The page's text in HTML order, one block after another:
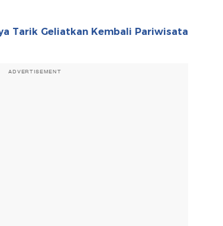
Tarik Geliatkan Kembali Pariwisata
ADVERTISEMENT